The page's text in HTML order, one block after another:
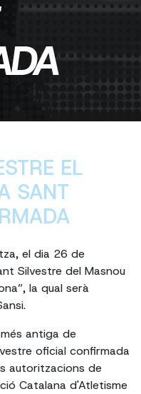
EL
SANT
el dia 26 de
Silvestre del Masnou
la qual serà
antiga de
oficial confirmada
autoritzacions de
Catalana d'Atletisme